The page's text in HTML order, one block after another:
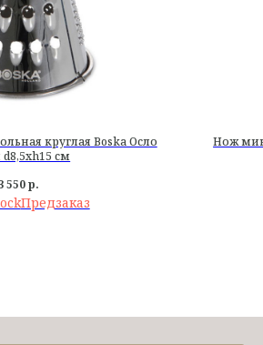
круглая Boska Осло
см
550р.
Нож